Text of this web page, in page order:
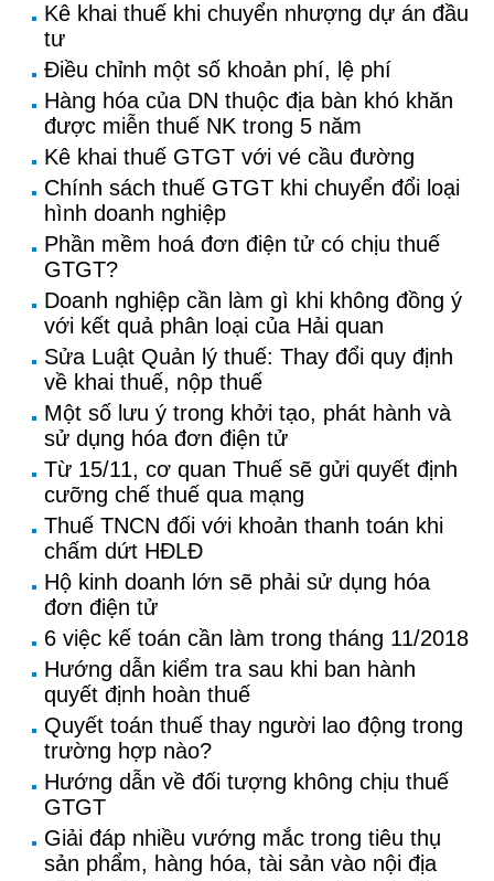
Kê khai thuế khi chuyển nhượng dự án đầu
tư
Điều chỉnh một số khoản phí, lệ phí
Hàng hóa của DN thuộc địa bàn khó khăn
được miễn thuế NK trong 5 năm
Kê khai thuế GTGT với vé cầu đường
Chính sách thuế GTGT khi chuyển đổi loại
hình doanh nghiệp
Phần mềm hoá đơn điện tử có chịu thuế
GTGT?
Doanh nghiệp cần làm gì khi không đồng ý
với kết quả phân loại của Hải quan
Sửa Luật Quản lý thuế: Thay đổi quy định
về khai thuế, nộp thuế
Một số lưu ý trong khởi tạo, phát hành và
sử dụng hóa đơn điện tử
Từ 15/11, cơ quan Thuế sẽ gửi quyết định
cưỡng chế thuế qua mạng
Thuế TNCN đối với khoản thanh toán khi
chấm dứt HĐLĐ
Hộ kinh doanh lớn sẽ phải sử dụng hóa
đơn điện tử
6 việc kế toán cần làm trong tháng 11/2018
Hướng dẫn kiểm tra sau khi ban hành
quyết định hoàn thuế
Quyết toán thuế thay người lao động trong
trường hợp nào?
Hướng dẫn về đối tượng không chịu thuế
GTGT
Giải đáp nhiều vướng mắc trong tiêu thụ
sản phẩm, hàng hóa, tài sản vào nội địa